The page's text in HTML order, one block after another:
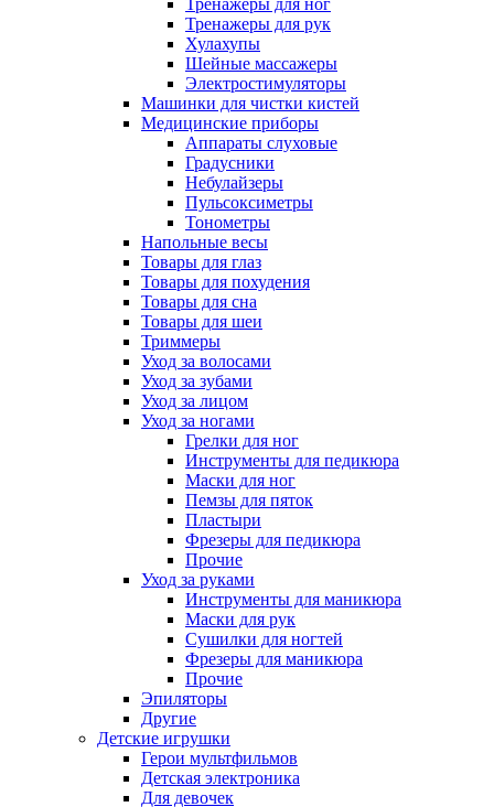
Тренажеры для ног
Тренажеры для рук
Хулахупы
Шейные массажеры
Электростимуляторы
Машинки для чистки кистей
Медицинские приборы
Аппараты слуховые
Градусники
Небулайзеры
Пульсоксиметры
Тонометры
Напольные весы
Товары для глаз
Товары для похудения
Товары для сна
Товары для шеи
Триммеры
Уход за волосами
Уход за зубами
Уход за лицом
Уход за ногами
Грелки для ног
Инструменты для педикюра
Маски для ног
Пемзы для пяток
Пластыри
Фрезеры для педикюра
Прочие
Уход за руками
Инструменты для маникюра
Маски для рук
Сушилки для ногтей
Фрезеры для маникюра
Прочие
Эпиляторы
Другие
Детские игрушки
Герои мультфильмов
Детская электроника
Для девочек